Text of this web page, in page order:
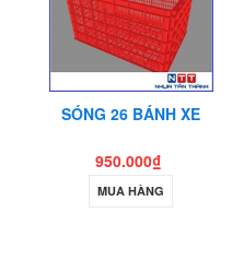
SÓNG 26 BÁNH XE
950.000₫
MUA HÀNG